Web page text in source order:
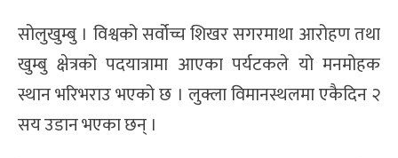
सोलुखुम्बु । विश्वको सर्वोच्च शिखर सगरमाथा आरोहण तथा
खुम्बु क्षेत्रको पदयात्रामा आएका पर्यटकले यो मनमोहक
स्थान भरिभराउ भएको छ । लुक्ला विमानस्थलमा एकैदिन २
सय उडान भएका छन् ।